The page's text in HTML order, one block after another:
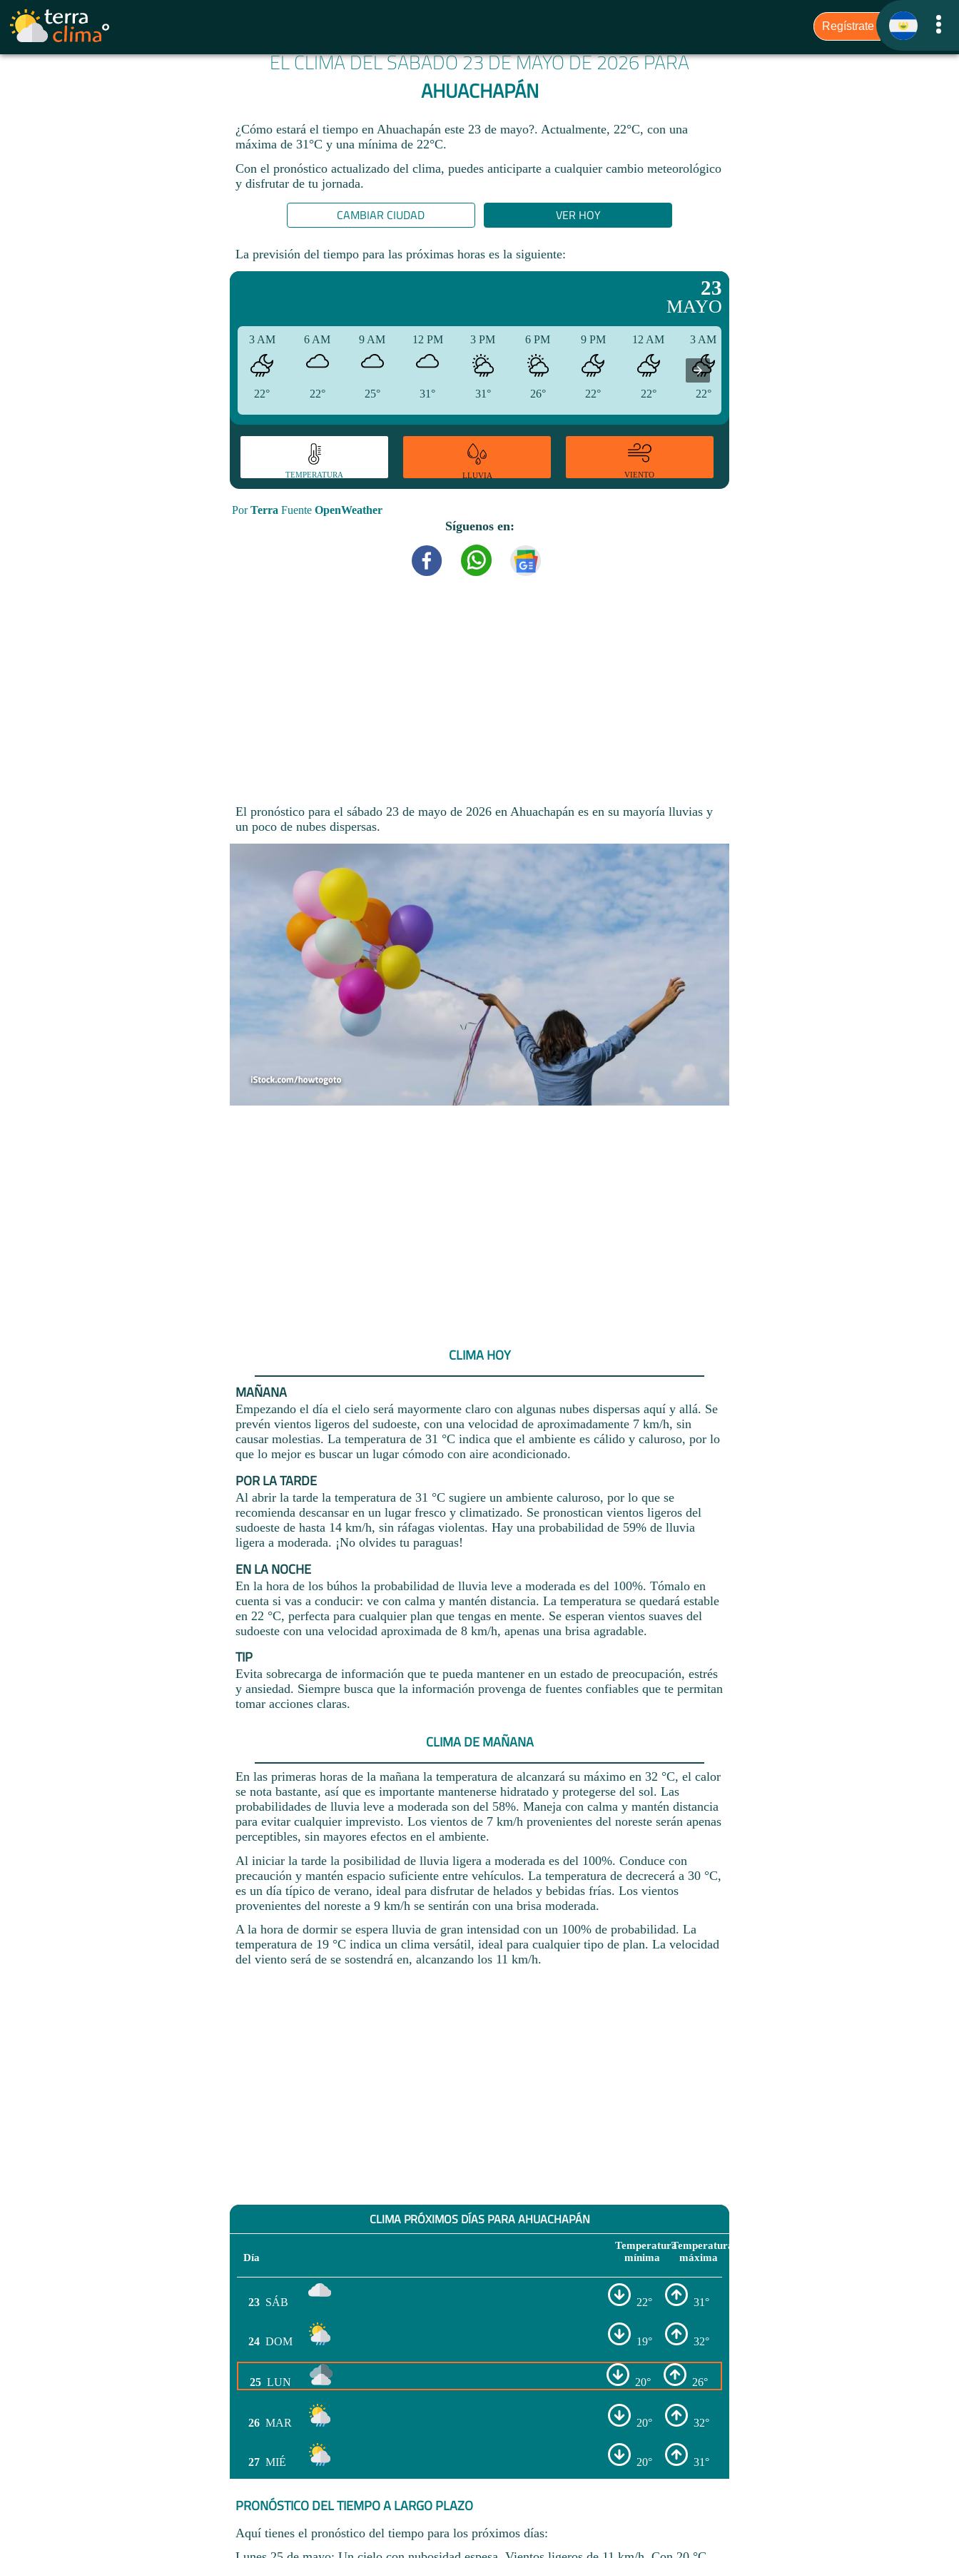
EL CLIMA DEL SÁBADO 23 DE MAYO DE 2026 PARA
AHUACHAPÁN
¿Cómo estará el tiempo en Ahuachapán este 23 de mayo?. Actualmente, 22°C, con una
máxima de 31°C y una mínima de 22°C.
Con el pronóstico actualizado del clima, puedes anticiparte a cualquier cambio meteorológico
y disfrutar de tu jornada.​
CAMBIAR CIUDAD VER HOY
La previsión del tiempo para las próximas horas es la siguiente:
23
MAYO
3 AM
22°
6 AM
22°
9 AM
25°
12 PM
31°
3 PM
31°
6 PM
26°
9 PM
22°
12 AM
22°
3 AM
22°
TEMPERATURA LLUVIA VIENTO
PorTerra Fuente OpenWeather
Síguenos en:
El pronóstico para el sábado 23 de mayo de 2026 en Ahuachapán es en su mayoría lluvias y
un poco de nubes dispersas.
CLIMA HOY
MAÑANA
Empezando el día el cielo será mayormente claro con algunas nubes dispersas aquí y allá. Se
prevén vientos ligeros del sudoeste, con una velocidad de aproximadamente 7 km/h, sin
causar molestias. La temperatura de 31 °C indica que el ambiente es cálido y caluroso, por lo
que lo mejor es buscar un lugar cómodo con aire acondicionado.
POR LA TARDE
Al abrir la tarde la temperatura de 31 °C sugiere un ambiente caluroso, por lo que se
recomienda descansar en un lugar fresco y climatizado. Se pronostican vientos ligeros del
sudoeste de hasta 14 km/h, sin ráfagas violentas. Hay una probabilidad de 59% de lluvia
ligera a moderada. ¡No olvides tu paraguas!
EN LA NOCHE
En la hora de los búhos la probabilidad de lluvia leve a moderada es del 100%. Tómalo en
cuenta si vas a conducir: ve con calma y mantén distancia. La temperatura se quedará estable
en 22 °C, perfecta para cualquier plan que tengas en mente. Se esperan vientos suaves del
sudoeste con una velocidad aproximada de 8 km/h, apenas una brisa agradable.
TIP
Evita sobrecarga de información que te pueda mantener en un estado de preocupación, estrés
y ansiedad. Siempre busca que la información provenga de fuentes confiables que te permitan
tomar acciones claras.
CLIMA DE MAÑANA
En las primeras horas de la mañana la temperatura de alcanzará su máximo en 32 °C, el calor
se nota bastante, así que es importante mantenerse hidratado y protegerse del sol. Las
probabilidades de lluvia leve a moderada son del 58%. Maneja con calma y mantén distancia
para evitar cualquier imprevisto. Los vientos de 7 km/h provenientes del noreste serán apenas
perceptibles, sin mayores efectos en el ambiente.
Al iniciar la tarde la posibilidad de lluvia ligera a moderada es del 100%. Conduce con
precaución y mantén espacio suficiente entre vehículos. La temperatura de decrecerá a 30 °C,
es un día típico de verano, ideal para disfrutar de helados y bebidas frías. Los vientos
provenientes del noreste a 9 km/h se sentirán con una brisa moderada.
A la hora de dormir se espera lluvia de gran intensidad con un 100% de probabilidad. La
temperatura de 19 °C indica un clima versátil, ideal para cualquier tipo de plan. La velocidad
del viento será de se sostendrá en, alcanzando los 11 km/h.
CLIMA PRÓXIMOS DÍAS PARA AHUACHAPÁN
Día
Temperatura
mínima
Temperatura
máxima
23 SÁB 22° 31°
24 DOM 19° 32°
25 LUN 20° 26°
26 MAR 20° 32°
27 MIÉ 20° 31°
PRONÓSTICO DEL TIEMPO A LARGO PLAZO
Aquí tienes el pronóstico del tiempo para los próximos días: